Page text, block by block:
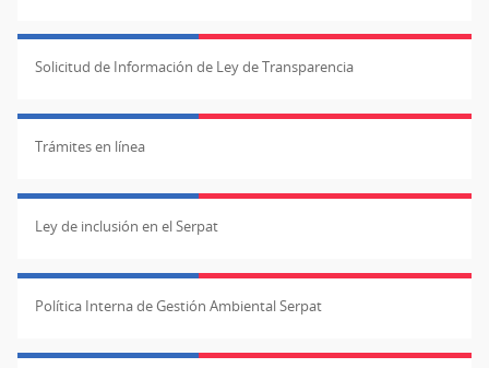
Solicitud de Información de Ley de Transparencia
Trámites en línea
Ley de inclusión en el Serpat
Política Interna de Gestión Ambiental Serpat